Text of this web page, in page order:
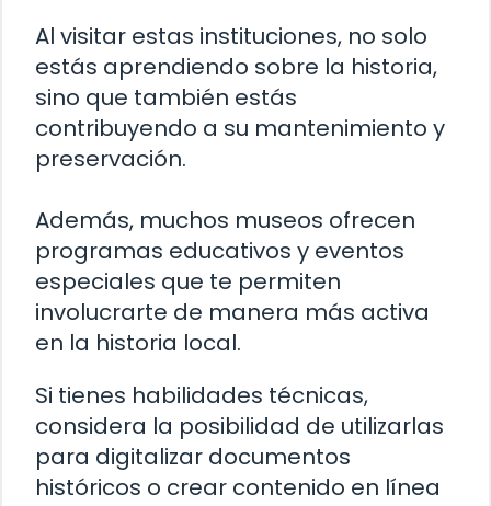
Al visitar estas instituciones, no solo
estás aprendiendo sobre la historia,
sino que también estás
contribuyendo a su mantenimiento y
preservación.
Además, muchos museos ofrecen
programas educativos y eventos
especiales que te permiten
involucrarte de manera más activa
en la historia local.
Si tienes habilidades técnicas,
considera la posibilidad de utilizarlas
para digitalizar documentos
históricos o crear contenido en línea